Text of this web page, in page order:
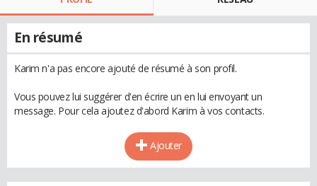
En résumé
Karim n'a pas encore ajouté de résumé à son profil.
Vous pouvez lui suggérer d'en écrire un en lui envoyant un
message. Pour cela ajoutez d'abord Karim à vos contacts.
Ajouter